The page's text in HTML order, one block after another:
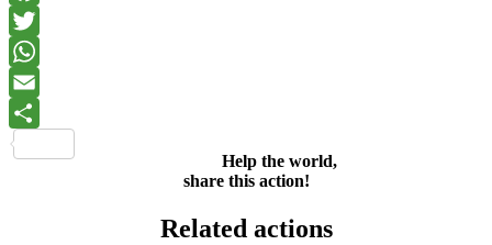
Help the world,
share this action!
Related actions